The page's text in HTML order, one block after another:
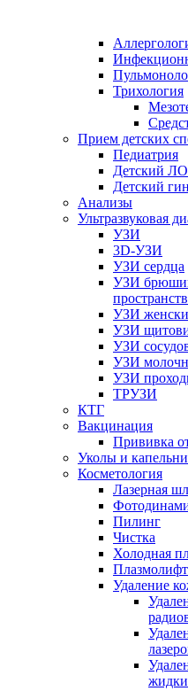
Трихология
Прием детских
Педиатрия
Детский
Детский
Анализы
Ультразвуковая
УЗИ
3D-УЗИ
УЗИ сердца
УЗИ
УЗИ
УЗИ
УЗИ
УЗИ
УЗИ
ТРУЗИ
КТГ
Вакцинация
Прививка
Уколы и
Косметология
Лазерная
Пилинг
Чистка
Холодная
Удаление